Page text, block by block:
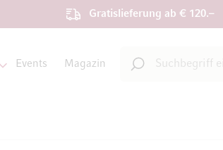
Gratislieferung ab € 120.–
Events Magazin
Suche